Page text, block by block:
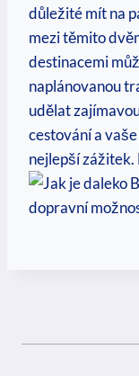
důležité mít na
mezi těmito
‍destinacemi
naplánovanou
udělat
cestování a
nejlepší